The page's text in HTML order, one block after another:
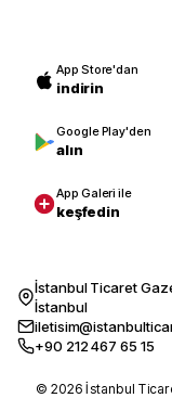
App Store'dan
indirin
Google Play'den
alın
App Galeri ile
keşfedin
İstanbul Ticaret
İstanbul
+90 212 467 65 15
© 2026 İstanbul